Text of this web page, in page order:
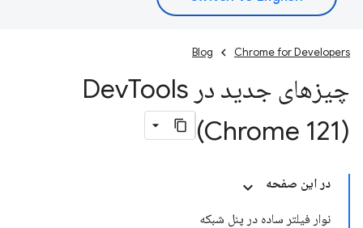
Chrome for Developers
Blog
چیزهای جدید در Dev Tools
(Chrome 121)
در این صفحه
نوار فیلتر ساده در پنل شبکه